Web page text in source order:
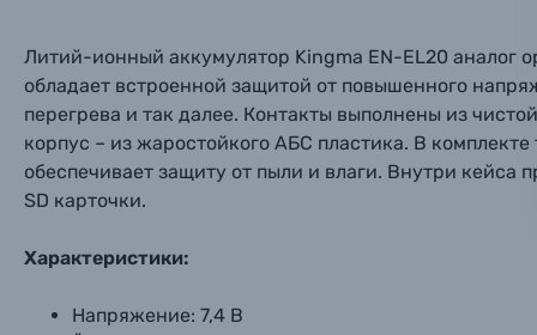
Осветительное оборудование
Фоторамки
Нажимая
Литий-ионный аккумулятор Kingma EN-EL20 аналог
обладает встроенной защитой от повышенного
перегрева и так далее. Контакты выполнены из
корпус – из жаростойкого АБС пластика. В
обеспечивает защиту от пыли и влаги. Внутри кейса
SD карточки.
Характеристики:
Напряжение: 7,4 В